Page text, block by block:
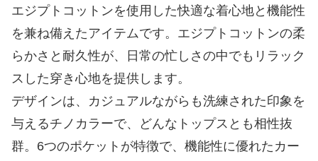
エジプトコットンを使用した快適な着心地と機能性
を兼ね備えたアイテムです。エジプトコットンの柔
らかさと耐久性が、日常の忙しさの中でもリラック
スした穿き心地を提供します。
デザインは、カジュアルながらも洗練された印象を
与えるチノカラーで、どんなトップスとも相性抜
群。6つのポケットが特徴で、機能性に優れたカー